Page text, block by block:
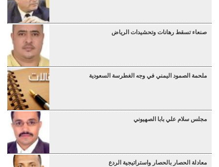
صنعاء تسقط رهانات وتحشيدات الرياض
ملحمة الصمود اليمني في وجه الغطرسة السعودية
مجلس سلام علي بابا الصهيوني
معادلة الحصار بالحصار واستراتيجية الردع